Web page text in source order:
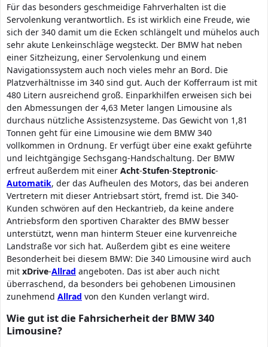
Für das besonders geschmeidige Fahrverhalten ist die
Servolenkung verantwortlich. Es ist wirklich eine Freude, wie
sich der 340 damit um die Ecken schlängelt und mühelos auch
sehr akute Lenkeinschläge wegsteckt. Der BMW hat neben
einer Sitzheizung, einer Servolenkung und einem
Navigationssystem auch noch vieles mehr an Bord. Die
Platzverhältnisse im 340 sind gut. Auch der Kofferraum ist mit
480 Litern ausreichend groß. Einparkhilfen erweisen sich bei
den Abmessungen der 4,63 Meter langen Limousine als
durchaus nützliche Assistenzsysteme. Das Gewicht von 1,81
Tonnen geht für eine Limousine wie dem BMW 340
vollkommen in Ordnung. Er verfügt über eine exakt geführte
und leichtgängige Sechsgang-Handschaltung. Der BMW
erfreut außerdem mit einer Acht-Stufen-Steptronic-
Automatik, der das Aufheulen des Motors, das bei anderen
Vertretern mit dieser Antriebsart stört, fremd ist. Die 340-
Kunden schwören auf den Heckantrieb, da keine andere
Antriebsform den sportiven Charakter des BMW besser
unterstützt, wenn man hinterm Steuer eine kurvenreiche
Landstraße vor sich hat. Außerdem gibt es eine weitere
Besonderheit bei diesem BMW: Die 340 Limousine wird auch
mit xDrive-Allrad angeboten. Das ist aber auch nicht
überraschend, da besonders bei gehobenen Limousinen
zunehmend Allrad von den Kunden verlangt wird.
Wie gut ist die Fahrsicherheit der BMW 340
Limousine?